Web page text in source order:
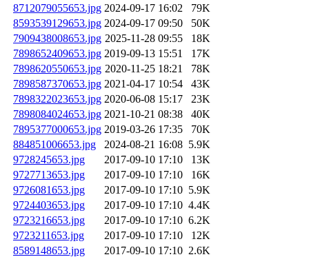
8712079055653.jpg 2024-09-17 16:02
79K
8593539129653.jpg 2024-09-17 09:50
50K
7909438008653.jpg 2025-11-28 09:55
18K
7898652409653.jpg 2019-09-13 15:51
17K
7898620550653.jpg 2020-11-25 18:21
78K
7898587370653.jpg 2021-04-17 10:54
43K
7898322023653.jpg 2020-06-08 15:17
23K
7898084024653.jpg 2021-10-21 08:38
40K
7895377000653.jpg 2019-03-26 17:35
70K
884851006653.jpg
2024-08-21 16:08 5.9K
9728245653.jpg
2017-09-10 17:10
13K
9727713653.jpg
2017-09-10 17:10
16K
9726081653.jpg
2017-09-10 17:10 5.9K
9724403653.jpg
2017-09-10 17:10 4.4K
9723216653.jpg
2017-09-10 17:10 6.2K
9723211653.jpg
2017-09-10 17:10
12K
8589148653.jpg
2017-09-10 17:10 2.6K